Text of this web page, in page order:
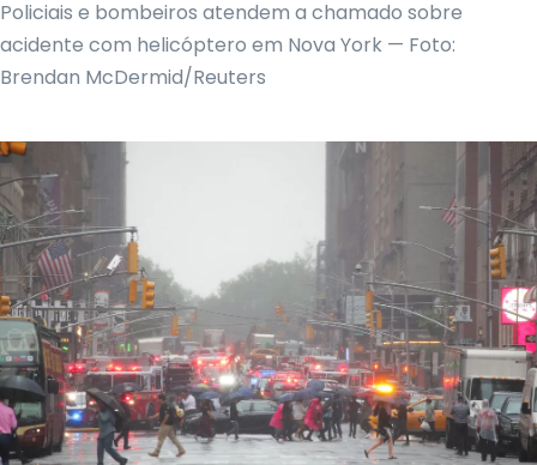
Policiais e bombeiros atendem a chamado sobre
acidente com helicóptero em Nova York — Foto:
Brendan McDermid/Reuters